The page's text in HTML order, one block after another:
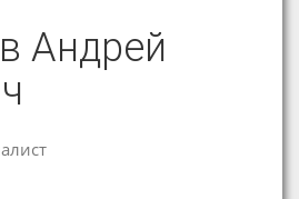
Андрей